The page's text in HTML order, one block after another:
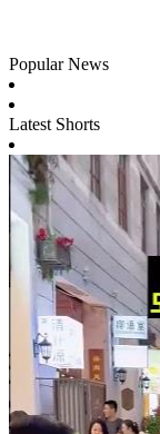
Popular News
Latest Shorts